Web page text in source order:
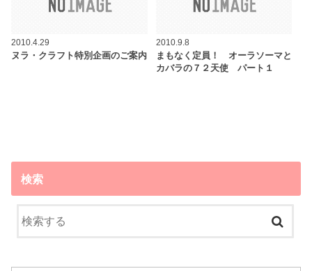
2010.4.29
ヌラ・クラフト特別企画のご案内
2010.9.8
まもなく定員！ オーラソーマと
カバラの７２天使 パート１
検索